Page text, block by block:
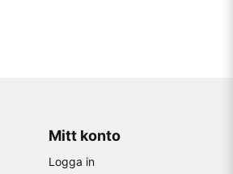
Mitt konto
Logga in